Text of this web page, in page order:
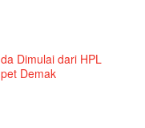
Dimulai dari HPL
Demak